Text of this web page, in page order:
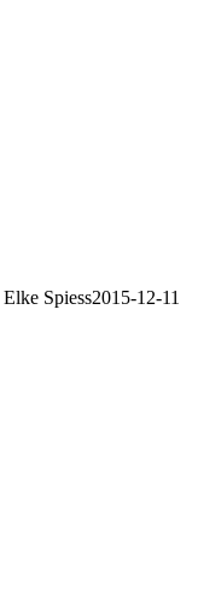
Elke Spiess2015-12-11